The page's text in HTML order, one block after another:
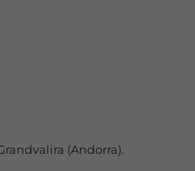
(Andorra).